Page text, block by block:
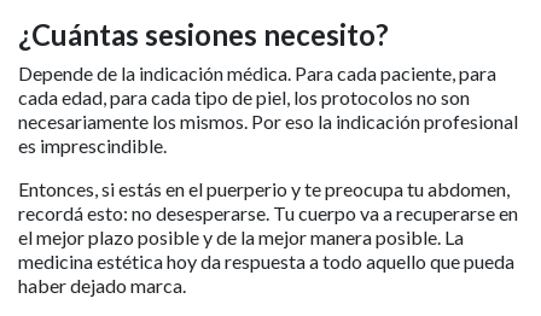
¿Cuántas sesiones necesito?
Depende de la indicación médica. Para cada paciente, para
cada edad, para cada tipo de piel, los protocolos no son
necesariamente los mismos. Por eso la indicación profesional
es imprescindible.
Entonces, si estás en el puerperio y te preocupa tu abdomen,
recordá esto: no desesperarse. Tu cuerpo va a recuperarse en
el mejor plazo posible y de la mejor manera posible. La
medicina estética hoy da respuesta a todo aquello que pueda
haber dejado marca.